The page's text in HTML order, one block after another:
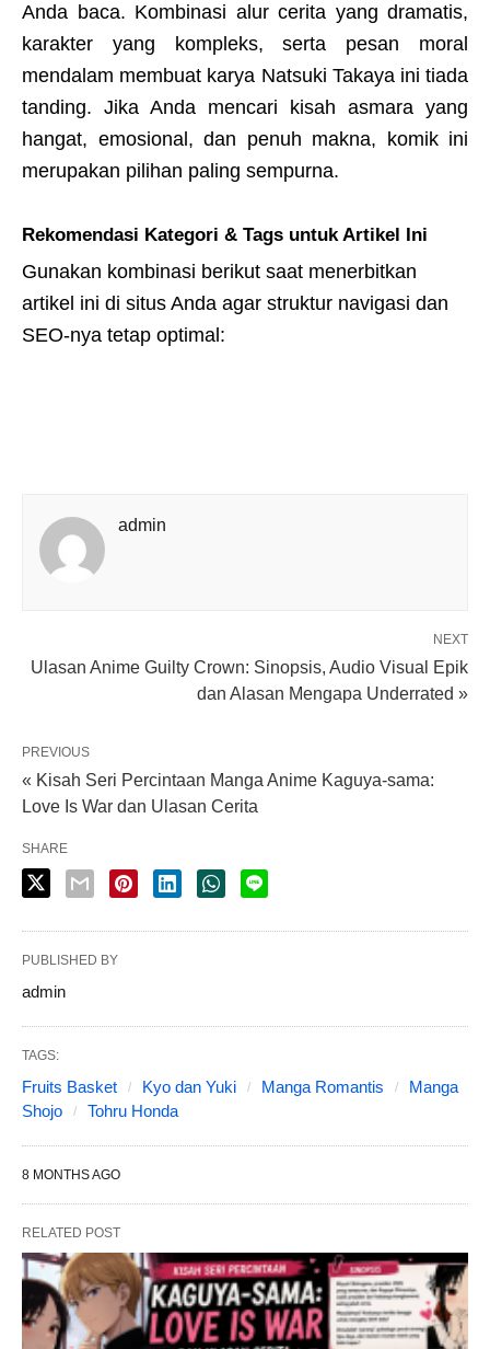
Anda baca. Kombinasi alur cerita yang dramatis,
karakter yang kompleks, serta pesan moral
mendalam membuat karya Natsuki Takaya ini tiada
tanding. Jika Anda mencari kisah asmara yang
hangat, emosional, dan penuh makna, komik ini
merupakan pilihan paling sempurna.
Rekomendasi Kategori & Tags untuk Artikel Ini
Gunakan kombinasi berikut saat menerbitkan
artikel ini di situs Anda agar struktur navigasi dan
SEO-nya tetap optimal:
admin
NEXT
Ulasan Anime Guilty Crown: Sinopsis, Audio Visual Epik
dan Alasan Mengapa Underrated »
PREVIOUS
« Kisah Seri Percintaan Manga Anime Kaguya-sama:
Love Is War dan Ulasan Cerita
SHARE
PUBLISHED BY
admin
TAGS:
Fruits Basket Kyo dan Yuki Manga Romantis
Manga
Shojo
Tohru Honda
8 MONTHS AGO
RELATED POST